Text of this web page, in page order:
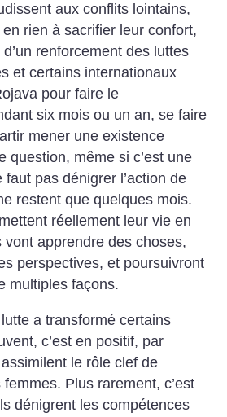
aux conflits lointains,
rien à sacrifier leur confort,
renforcement des luttes
et certains internationaux
pour faire le
six mois ou un an, se faire
mener une existence
question, même si c’est une
faut pas dénigrer l’action de
restent que quelques mois.
réellement leur vie en
vont apprendre des choses,
perspectives, et poursuivront
multiples façons.
a transformé certains
c’est en positif, par
le rôle clef de
femmes. Plus rarement, c’est
dénigrent les compétences